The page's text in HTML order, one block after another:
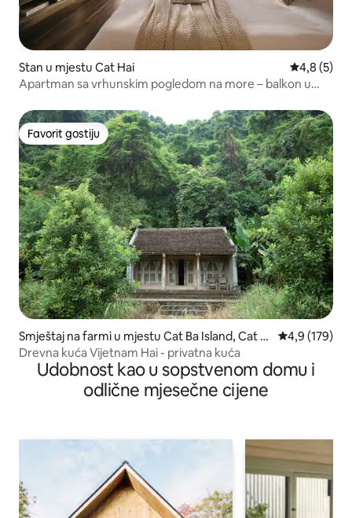
Stan u mjestu Cat Hai prosječna
4,8 (5)
Apartman sa vrhunskim pogledom na more – balkon u
Favorit gostiju
Favorit gostiju
Smještaj na farmi u mjestu Cat Ba Island, Cat H
ai Special Zone
prosječna
4,9 (179)
Drevna kuća Vijetnam Hai - privatna kuća
Udobnost kao u sopstvenom domu i
odlične mjesečne cijene